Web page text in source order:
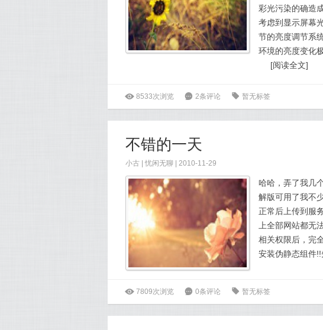
彩光污染的确造
考虑到显示屏幕
节的亮度调节系
环境的亮度变化
[阅读全文]
ė 8533次浏览 6 2条评论 0 暂无标签
不错的一天
小古 忧闲无聊 | 2010-11-29
哈哈，弄了我几
解版可用了我不
正常后上传到服
上全部网站都无
相关权限后，完
安装伪静态组件
ė 7809次浏览 6 0条评论 0 暂无标签